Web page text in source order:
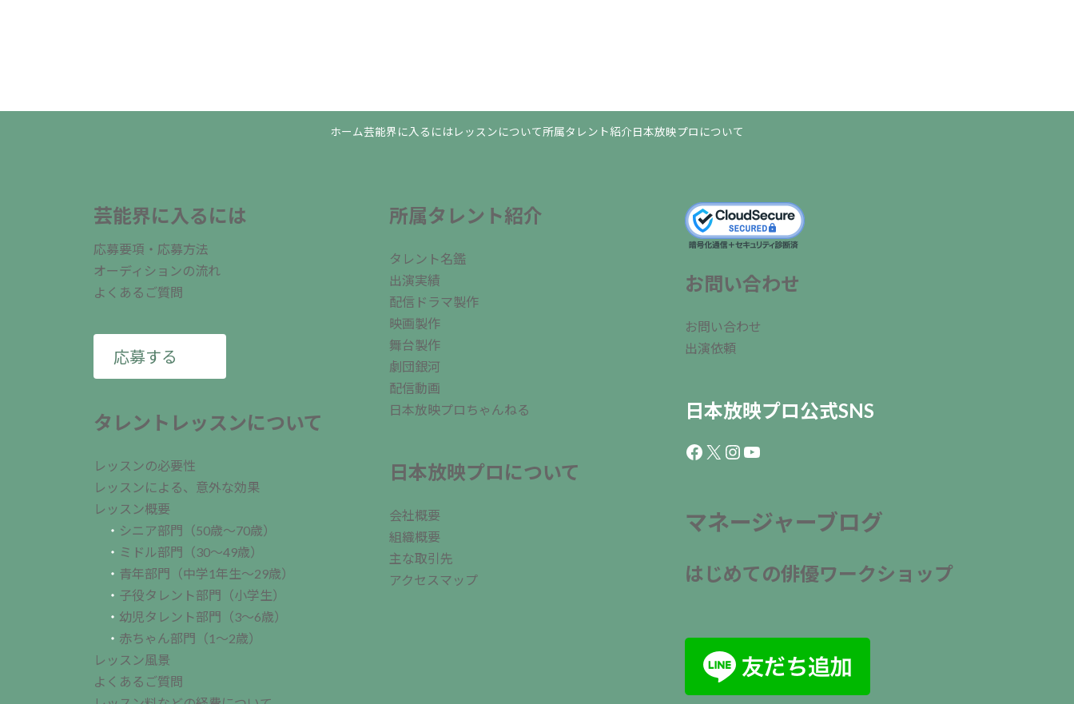
ホーム芸能界に入るにはレッスンについて所属タレント紹介日本放映プロについて
芸能界に入るには
応募要項・応募方法
オーディションの流れ
よくあるご質問
応募する
タレントレッスンについて
レッスンの必要性
レッスンによる、意外な効果
レッスン概要
・ シニア部門（50歳～70歳）
・ ミドル部門（30～49歳）
・ 青年部門（中学1年生～29歳）
・ 子役タレント部門（小学生）
・ 幼児タレント部門（3～6歳）
・ 赤ちゃん部門（1～2歳）
レッスン風景
よくあるご質問
所属タレント紹介
タレント名鑑
出演実績
配信ドラマ製作
映画製作
舞台製作
劇団銀河
配信動画
日本放映プロちゃんねる
日本放映プロについて
会社概要
組織概要
主な取引先
アクセスマップ
お問い合わせ
お問い合わせ
出演依頼
日本放映プロ公式SNS
Facebook
X Instagram
YouTube
マネージャーブログ
はじめての俳優ワークショップ